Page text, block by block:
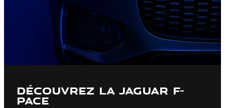
DÉCOUVREZ LA JAGUAR F-
PACE